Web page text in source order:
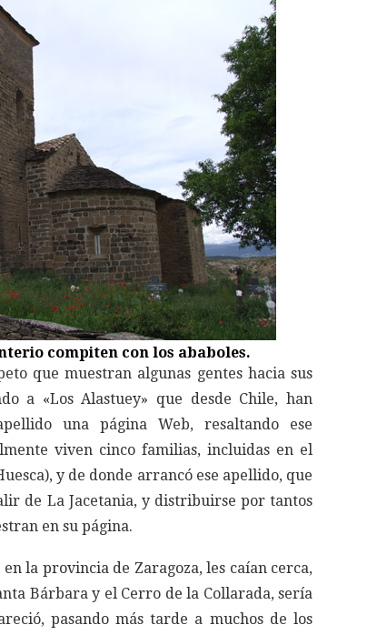
compiten con los ababoles.
que muestran algunas gentes hacia sus
a «Los Alastuey» que desde Chile, han
una página Web, resaltando ese
viven cinco familias, incluidas en el
y de donde arrancó ese apellido, que
de La Jacetania, y distribuirse por tantos
en su página.
la provincia de Zaragoza, les caían cerca,
Bárbara y el Cerro de la Collarada, sería
pasando más tarde a muchos de los